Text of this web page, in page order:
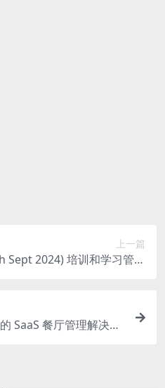
上一篇
Sept 2024) 培训和学习管理
SaaS 餐厅管理解决方